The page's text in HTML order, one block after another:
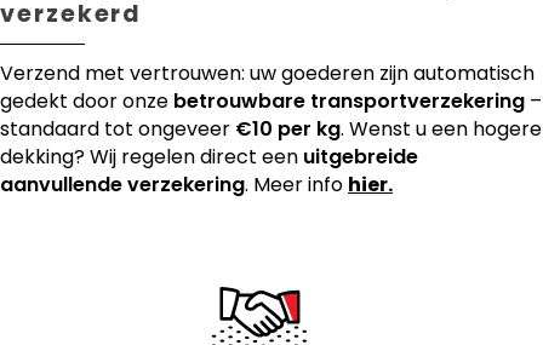
verzekerd
Verzend met vertrouwen: uw goederen zijn automatisch
gedekt door onze betrouwbare transportverzekering –
standaard tot ongeveer €10 per kg. Wenst u een hogere
dekking? Wij regelen direct een uitgebreide
aanvullende verzekering. Meer info hier.